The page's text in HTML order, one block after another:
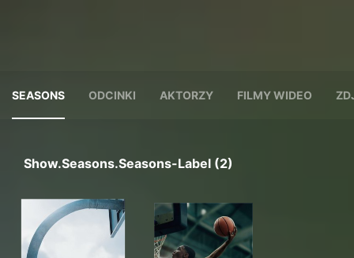
SEASONS ODCINKI AKTORZY FILMY WIDEO
Show.seasons.seasons-Label (2)